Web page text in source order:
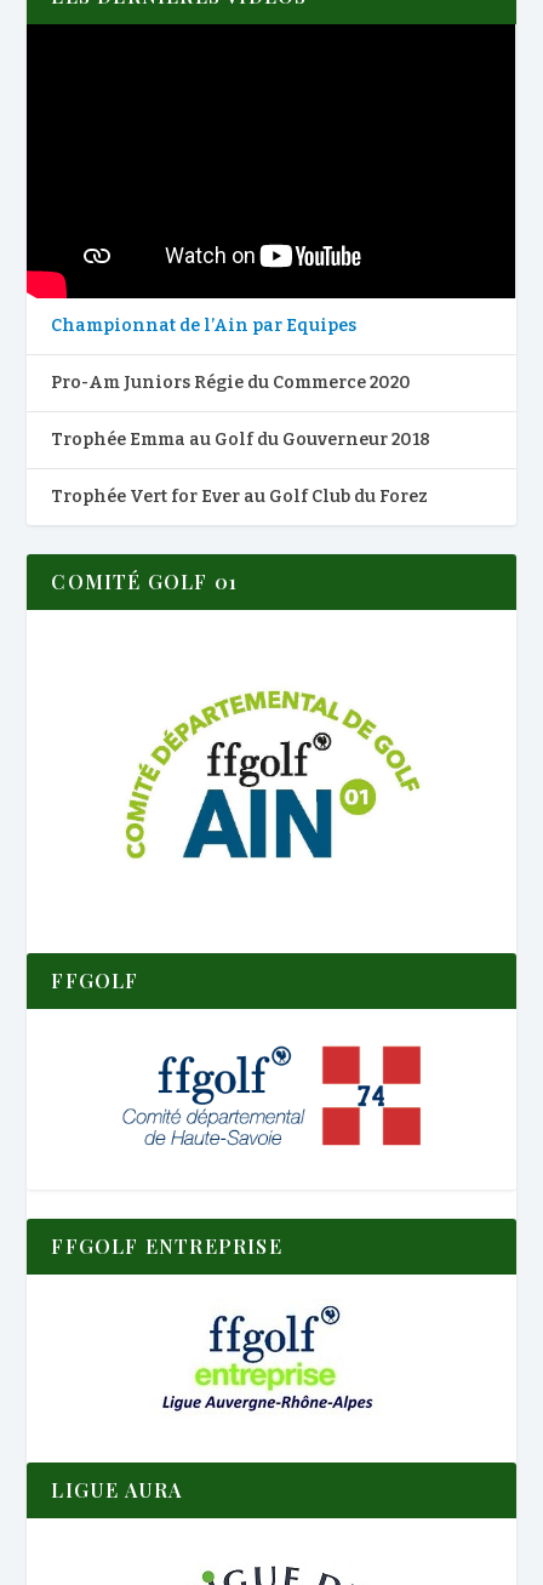
Championnat de l’Ain par Equipes
Pro-Am Juniors Régie du Commerce 2020
Trophée Emma au Golf du Gouverneur 2018
Trophée Vert for Ever au Golf Club du Forez
COMITÉ GOLF 01
FFGOLF
FFGOLF ENTREPRISE
LIGUE AURA